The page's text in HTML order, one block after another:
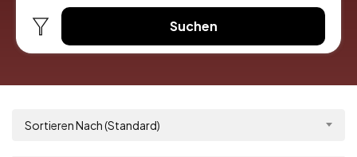
Suchen
Sortieren Nach (Standard)